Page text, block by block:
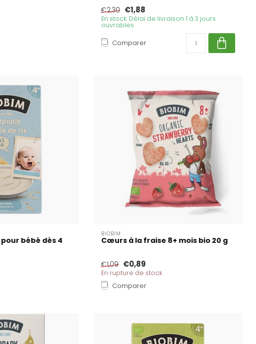
€2,30 €1,88
En stock. Délai de livraison 1 à 3 jours
ouvrables
Comparer
bébé dès 4
BIOBIM
Cœurs à la fraise 8+ mois bio 20 g
€1,09 €0,89
En rupture de stock
Comparer